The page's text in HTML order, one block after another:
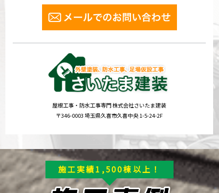
屋根工事・防水工事専門 株式会社さいたま建装
〒346-0003 埼玉県久喜市久喜中央 1-5-24-2F
施工実績1,500棟以上！